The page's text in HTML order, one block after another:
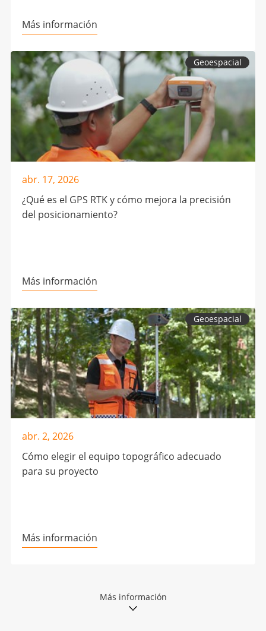
Más información
Geoespacial
abr. 17, 2026
¿Qué es el GPS RTK y cómo mejora la precisión
del posicionamiento?
Más información
Geoespacial
abr. 2, 2026
Cómo elegir el equipo topográfico adecuado
para su proyecto
Más información
Más información